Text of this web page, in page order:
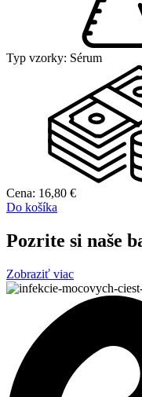
Typ vzorky: Sérum
Cena: 16,80 €
Do košíka
Pozrite si naše
Zobraziť viac